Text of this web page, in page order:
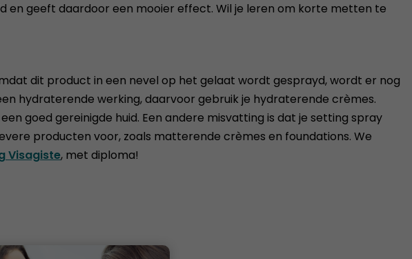
en geeft daardoor een mooier effect. Wil je leren om korte metten te
dit product in een nevel op het gelaat wordt gesprayd, wordt er nog
hydraterende werking, daarvoor gebruik je hydraterende crèmes.
goed gereinigde huid. Een andere misvatting is dat je setting spray
producten voor, zoals matterende crèmes en foundations. We
Visagiste, met diploma!